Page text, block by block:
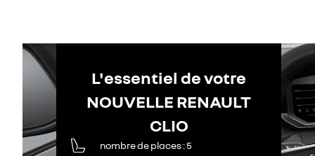
L'essentiel de votre
NOUVELLE RENAULT
CLIO
nombre de places 5